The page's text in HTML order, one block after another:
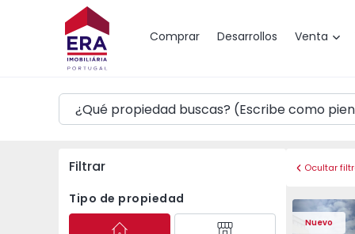
Comprar Desarrollos Venta
Mapa
Filtrar
Tipo de propiedad
Ocultar
Nuevo
Apartamento T2